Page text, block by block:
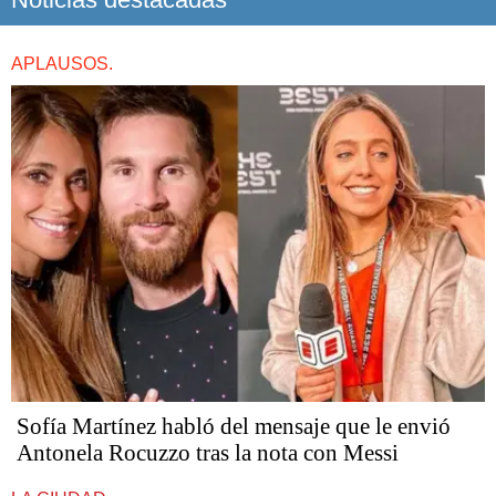
APLAUSOS.
Sofía Martínez habló del mensaje que le envió
Antonela Rocuzzo tras la nota con Messi